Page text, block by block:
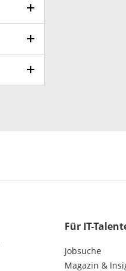
Für IT-
Jobsuche
Magazin &